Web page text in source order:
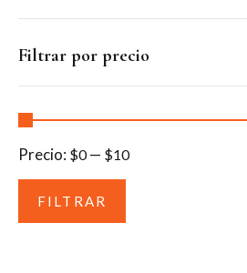
Filtrar por precio
FILTRAR
Precio: $0— $10